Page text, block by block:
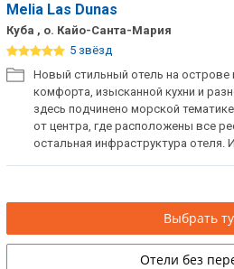
Melia Las Dunas
Куба , о. Кайо-Санта-Мария
5 звёзд
Новый стильный отель на острове
комфорта, изысканной кухни и
здесь подчинено морской
от центра, где расположены все
остальная инфраструктура отеля.
Выбрать
Отели без